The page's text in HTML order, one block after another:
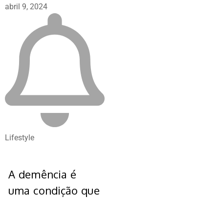
abril 9, 2024
Lifestyle
A demência é
uma condição que